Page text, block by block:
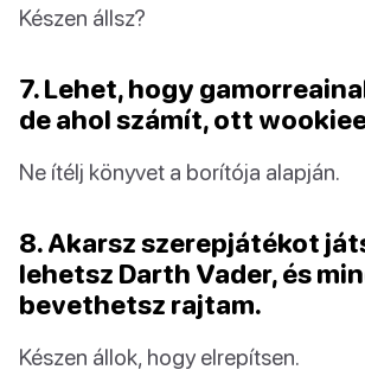
Készen állsz?
7. Lehet, hogy
de ahol számít, ott
Ne ítélj könyvet a borítója alapján.
8. Akarsz szerepjátékot
lehetsz Darth Vader, és
bevethetsz rajtam.
Készen állok, hogy elrepítsen.